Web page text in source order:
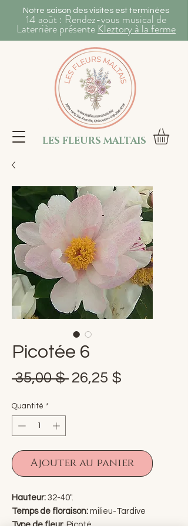
LES FLEURS MALTAIS
Notre saison des visites est terminées
14 août : Rendez-vous musical de
Laterrière présente Kleztory à la ferme
Picotée 6
35,00 $ Prix
26,25 $
Quantité *
Ajouter au panier
Hauteur: 32-40".
Temps de floraison: milieu-Tardive
Type de fleur: Picoté